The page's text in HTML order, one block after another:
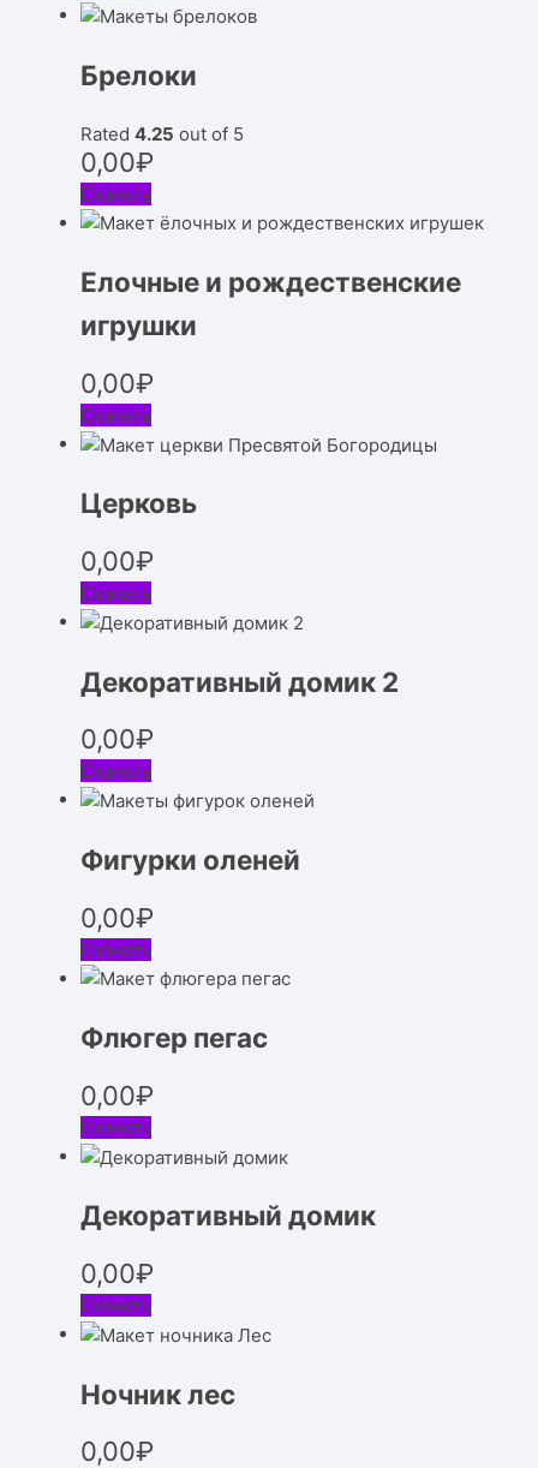
Брелоки
Rated4.25 out of 5
0,00₽
Скачать
Елочные и рождественские
игрушки
0,00₽
Скачать
Церковь
0,00₽
Скачать
Декоративный домик 2
0,00₽
Скачать
Фигурки оленей
0,00₽
Скачать
Флюгер пегас
0,00₽
Скачать
Декоративный домик
0,00₽
Скачать
Ночник лес
0,00₽